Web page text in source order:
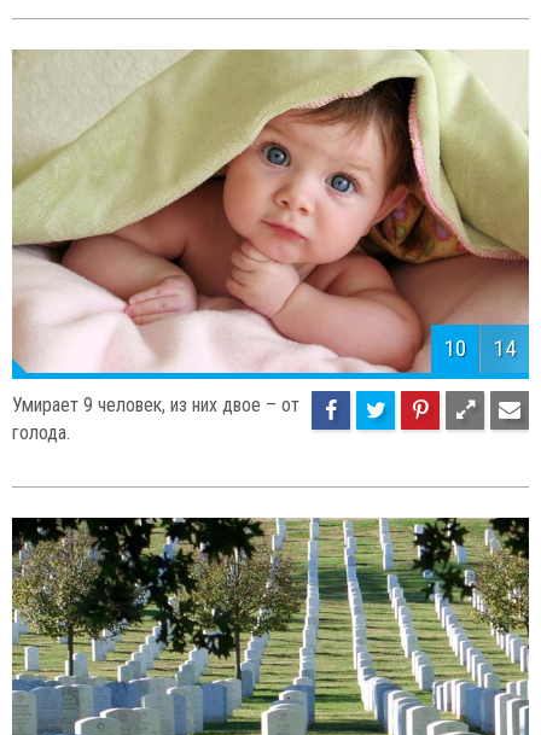
10 14
Умирает 9 человек, из них двое – от
голода.